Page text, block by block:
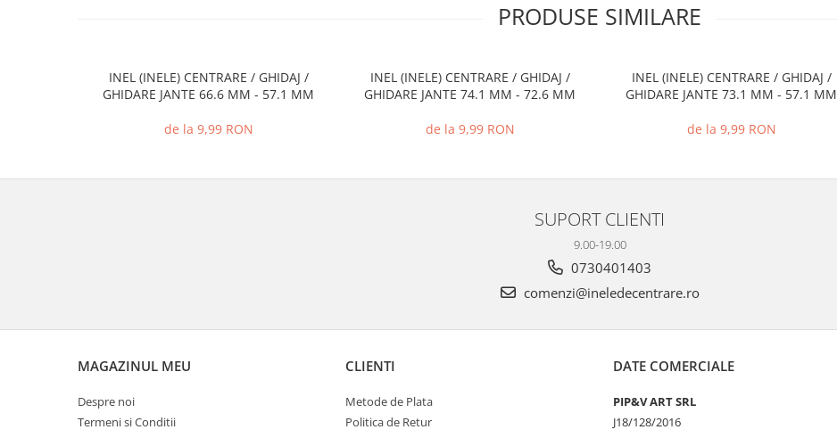
PRODUSE SIMILARE
INEL (INELE) CENTRARE / GHIDAJ /
GHIDARE JANTE 66.6 MM - 57.1 MM
de la 9,99 RON
INEL (INELE) CENTRARE / GHIDAJ /
GHIDARE JANTE 74.1 MM - 72.6 MM
de la 9,99 RON
INEL (INELE) CENTRARE / GHIDAJ /
GHIDARE JANTE 73.1 MM - 57.1 MM
de la 9,99 RON
SUPORT CLIENTI
9.00-19.00
0730401403
comenzi@ineledecentrare.ro
MAGAZINUL MEU
Despre noi
Termeni si Conditii
CLIENTI
Metode de Plata
Politica de Retur
DATE COMERCIALE
PIP&V ART SRL
J18/128/2016